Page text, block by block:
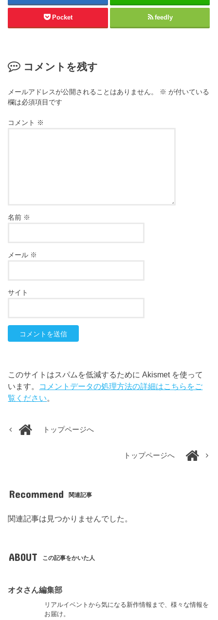
Pocket feedly
コメントを残す
メールアドレスが公開されることはありません。 ※ が付いている
欄は必須項目です
コメント ※
名前 ※
メール ※
サイト
このサイトはスパムを低減するために Akismet を使って
います。 コメントデータの処理方法の詳細はこちらをご
覧ください。
トップページへ
トップページへ
Recommend 関連記事
関連記事は見つかりませんでした。
ABOUT この記事をかいた人
オタさん編集部
リアルイベントから気になる新作情報まで、様々な情報を
お届け。